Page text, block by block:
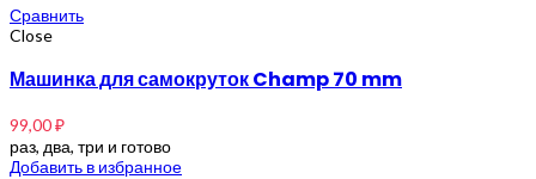
Сравнить
Close
Машинка для самокруток Champ 70 mm
99,00₽
раз, два, три и готово
Добавить в избранное